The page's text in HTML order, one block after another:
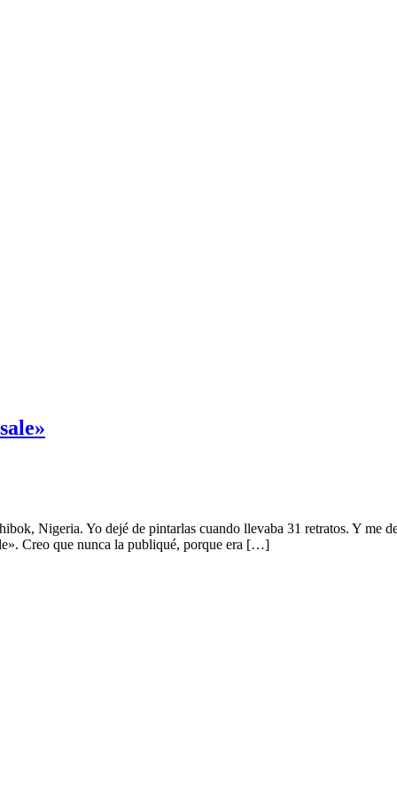
Nigeria. Yo dejé de pintarlas cuando llevaba 31 retratos. Y me
Creo que nunca la publiqué, porque era […]